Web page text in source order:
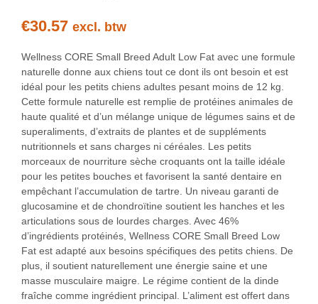
€30.57 excl. btw
Wellness CORE Small Breed Adult Low Fat avec une formule
naturelle donne aux chiens tout ce dont ils ont besoin et est
idéal pour les petits chiens adultes pesant moins de 12 kg.
Cette formule naturelle est remplie de protéines animales de
haute qualité et d’un mélange unique de légumes sains et de
superaliments, d’extraits de plantes et de suppléments
nutritionnels et sans charges ni céréales. Les petits
morceaux de nourriture sèche croquants ont la taille idéale
pour les petites bouches et favorisent la santé dentaire en
empêchant l’accumulation de tartre. Un niveau garanti de
glucosamine et de chondroïtine soutient les hanches et les
articulations sous de lourdes charges. Avec 46%
d’ingrédients protéinés, Wellness CORE Small Breed Low
Fat est adapté aux besoins spécifiques des petits chiens. De
plus, il soutient naturellement une énergie saine et une
masse musculaire maigre. Le régime contient de la dinde
fraîche comme ingrédient principal. L’aliment est offert dans